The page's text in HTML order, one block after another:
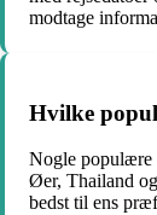
modtage
Hvilke
Nogle populære
Øer, Thailand
bedst til ens